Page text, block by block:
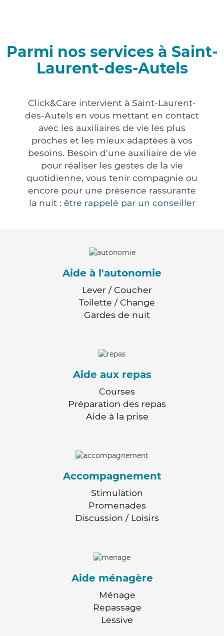
Parmi nos services à Saint-
Laurent-des-Autels
Click&Care intervient à Saint-Laurent-
des-Autels en vous mettant en contact
avec les auxiliaires de vie les plus
proches et les mieux adaptées à vos
besoins. Besoin d'une auxiliaire de vie
pour réaliser les gestes de la vie
quotidienne, vous tenir compagnie ou
encore pour une présence rassurante
la nuit : être rappelé par un conseiller
Aide à l'autonomie
Lever / Coucher
Toilette / Change
Gardes de nuit
Aide aux repas
Courses
Préparation des repas
Aide à la prise
Accompagnement
Stimulation
Promenades
Discussion / Loisirs
Aide ménagère
Ménage
Repassage
Lessive